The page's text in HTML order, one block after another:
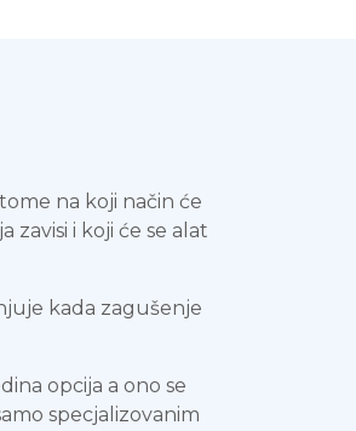
na koji način će
zavisi i koji će se alat
kada zagušenje
opcija a ono se
specjalizovanim